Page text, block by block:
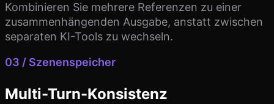
Kombinieren Sie mehrere Referenzen zu einer
zusammenhängenden Ausgabe, anstatt zwischen
separaten KI-Tools zu wechseln.
03 / Szenenspeicher
Multi-Turn-Konsistenz